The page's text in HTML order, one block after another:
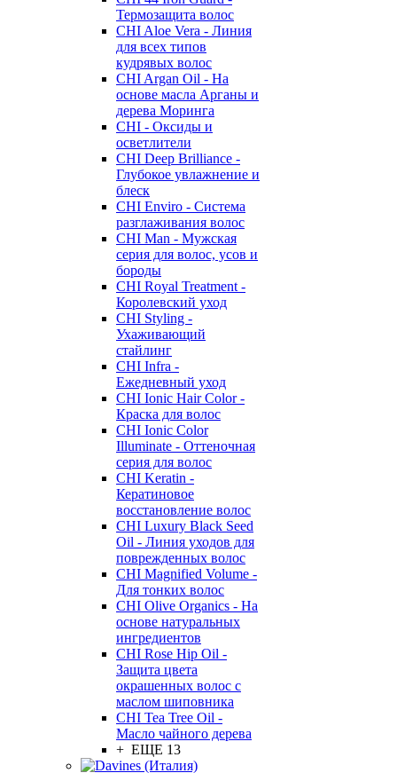
Термозащита волос
CHI Aloe Vera - Линия
для всех типов
кудрявых волос
CHI Argan Oil - На
основе масла Арганы и
дерева Моринга
CHI - Оксиды и
осветлители
CHI Deep Brilliance -
Глубокое увлажнение и
блеск
CHI Enviro - Система
разглаживания волос
CHI Man - Мужская
серия для волос, усов и
бороды
CHI Royal Treatment -
Королевский уход
CHI Styling -
Ухаживающий
стайлинг
CHI Infra -
Ежедневный уход
CHI Ionic Hair Color -
Краска для волос
CHI Ionic Color
Illuminate - Оттеночная
серия для волос
CHI Keratin -
Кератиновое
восстановление волос
CHI Luxury Black Seed
Oil - Линия уходов для
поврежденных волос
CHI Magnified Volume -
Для тонких волос
CHI Olive Organics - На
основе натуральных
ингредиентов
CHI Rose Hip Oil -
Защита цвета
окрашенных волос с
маслом шиповника
CHI Tea Tree Oil -
Масло чайного дерева
+ ЕЩЕ 13